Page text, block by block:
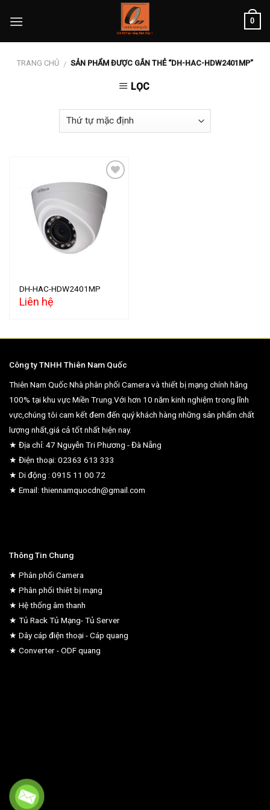
0
TRANG CHỦ / SẢN PHẨM ĐƯỢC GẮN THẺ “DH-HAC-HDW2401MP”
LỌC
Add to
wishlist
DH-HAC-HDW2401MP
Liên hệ
Công ty TNHH Thiên Nam Quốc
Thiên Nam Quốc Nhà phân phối Camera và thiết bị mạng chính hãng
100% tại khu vực Miền Trung.Với hơn 10 năm kinh nghiệm trong lĩnh
vực,chúng tôi cam kết đem đến quý khách hàng những sản phẩm chất
lượng nhất,giá cả tốt nhất hiện nay.
★ Địa chỉ: 47 Nguyễn Tri Phương - Đà Nẵng
★ Điện thoại: 02363 613 333
★ Di động : 0915 11 00 72
★ Email: thiennamquocdn@gmail.com
Thông Tin Chung
★ Phân phối Camera
★ Phân phối thiêt bị mạng
★ Hệ thống âm thanh
★ Tủ Rack Tủ Mạng- Tủ Server
★ Dây cáp điện thoại - Cáp quang
★ Converter - ODF quang